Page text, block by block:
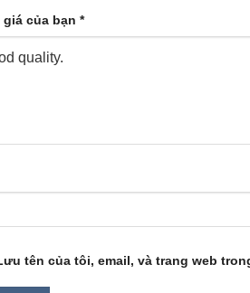
của bạn *
tên của tôi, email, và trang web